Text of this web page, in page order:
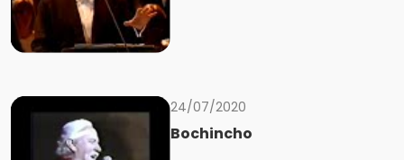
24/07/2020
Bochincho